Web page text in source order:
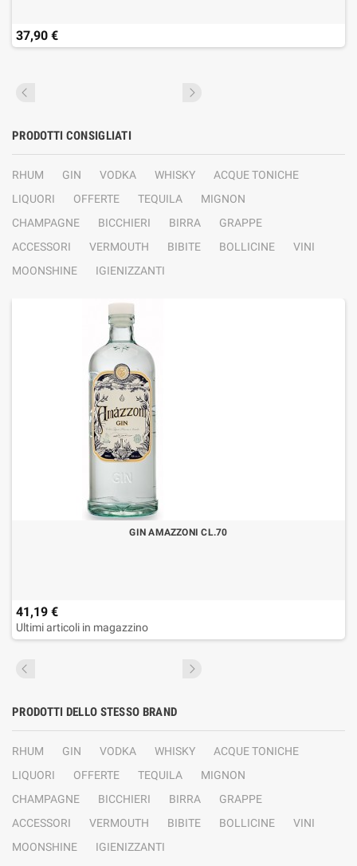
37,90 €
PRODOTTI CONSIGLIATI
RHUM GIN VODKA WHISKY
ACQUE TONICHE
LIQUORI
OFFERTE TEQUILA
MIGNON
CHAMPAGNE
BICCHIERI BIRRA
GRAPPE
ACCESSORI
VERMOUTH BIBITE BOLLICINE
VINI
MOONSHINE
IGIENIZZANTI
GIN AMAZZONI CL.70
41,19 €
Ultimi articoli in magazzino
PRODOTTI DELLO STESSO BRAND
RHUM GIN VODKA WHISKY
ACQUE TONICHE
LIQUORI
OFFERTE TEQUILA
MIGNON
CHAMPAGNE
BICCHIERI BIRRA
GRAPPE
ACCESSORI
VERMOUTH BIBITE BOLLICINE
VINI
MOONSHINE
IGIENIZZANTI